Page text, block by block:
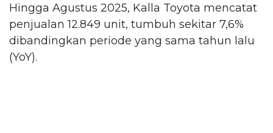
Hingga Agustus 2025, Kalla Toyota mencatat
penjualan 12.849 unit, tumbuh sekitar 7,6%
dibandingkan periode yang sama tahun lalu
(YoY).